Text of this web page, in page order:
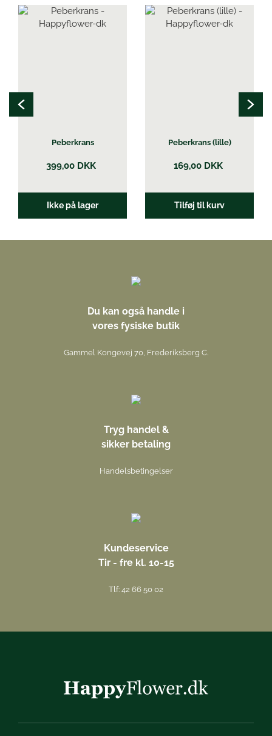
Peberkrans
399,00 DKK
Ikke på lager
Peberkrans (lille)
169,00 DKK
Tilføj til kurv
Du kan også handle i
vores fysiske butik
Gammel Kongevej 70, Frederiksberg C.
Tryg handel &
sikker betaling
Handelsbetingelser
Kundeservice
Tir - fre kl. 10-15
Tlf: 42 66 50 02